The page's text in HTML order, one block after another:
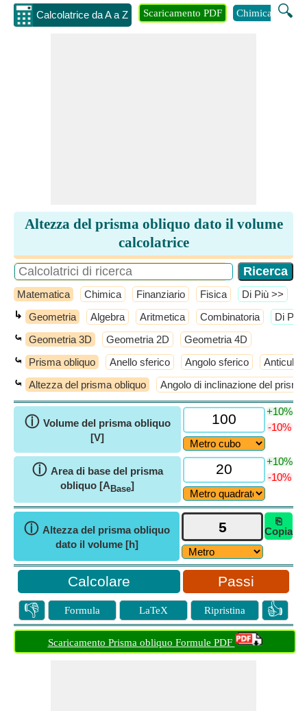
Calcolatrice da A a Z 🔍
Scaricamento PDF Chimica
Altezza del prisma obliquo dato il volume
calcolatrice
Matematica Chimica Finanziario Fisica ​Di Più >>
↳ Geometria Algebra Aritmetica Combinatoria ​Di Più
⤿ Geometria 3D Geometria 2D Geometria 4D
⤿ Prisma obliquo Anello sferico Angolo sferico Anticube
⤿ Altezza del prisma obliquo Angolo di inclinazione del
ⓘ Volume del prisma obliquo
[V]
+10%
-10%
ⓘ Area di base del prisma
obliquo [A Base]
+10%
-10%
ⓘ Altezza del prisma obliquo
dato il volume [h]
⎘
Copia
Passi
👎 Formula LaTeX Ripristina 👍
Scaricamento Prisma obliquo Formule PDF